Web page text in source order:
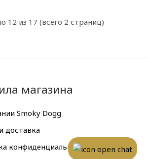
12 из 17 (всего 2 страниц)
магазина
Smoky Dogg
доставка
конфиденциальности и